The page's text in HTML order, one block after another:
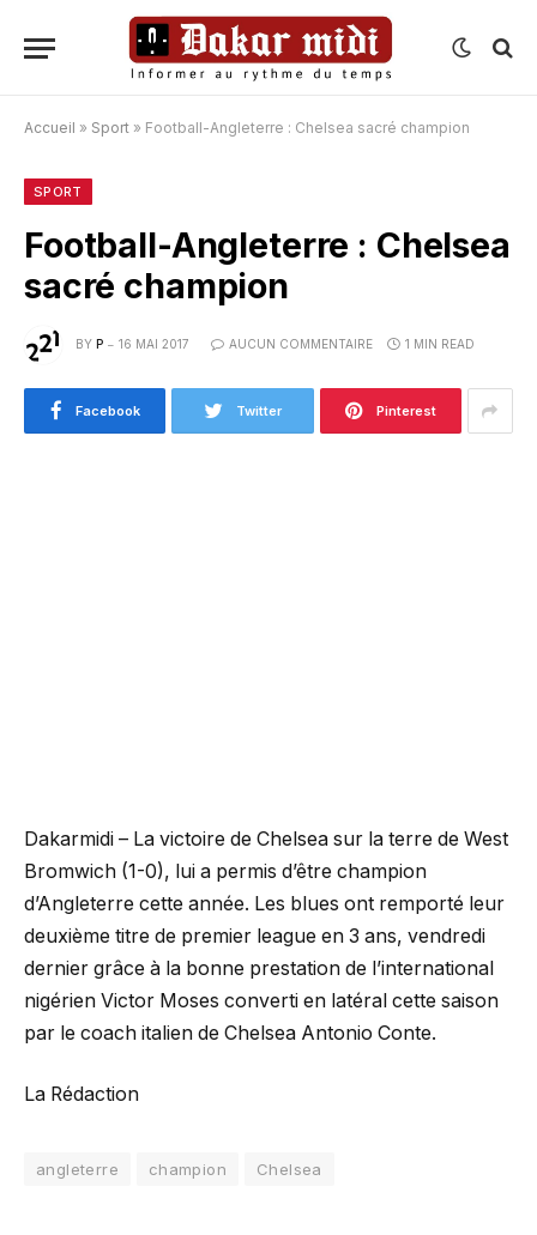
Accueil » Sport » Football-Angleterre : Chelsea sacré champion
SPORT
Football-Angleterre : Chelsea
sacré champion
BY P 16 MAI 2017 AUCUN COMMENTAIRE 1 MIN READ
Facebook Twitter Pinterest
Dakarmidi – La victoire de Chelsea sur la terre de West
Bromwich (1-0), lui a permis d’être champion
d’Angleterre cette année. Les blues ont remporté leur
deuxième titre de premier league en 3 ans, vendredi
dernier grâce à la bonne prestation de l’international
nigérien Victor Moses converti en latéral cette saison
par le coach italien de Chelsea Antonio Conte.
La Rédaction
angleterre champion Chelsea